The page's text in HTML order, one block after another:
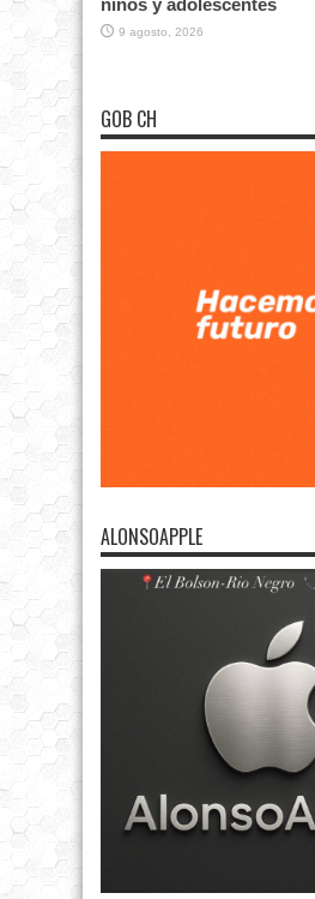
niños y adolescentes
9 agosto, 2026
GOB CH
ALONSOAPPLE